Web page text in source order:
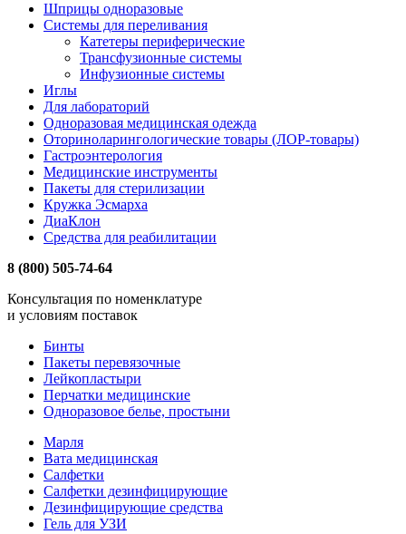
Шприцы одноразовые
Системы для переливания
Катетеры периферические
Трансфузионные системы
Инфузионные системы
Иглы
Для лабораторий
Одноразовая медицинская одежда
Оториноларингологические товары (ЛОР-товары)
Гастроэнтерология
Медицинские инструменты
Пакеты для стерилизации
Кружка Эсмарха
ДиаКлон
Средства для реабилитации
8 (800) 505-74-64
Консультация по номенклатуре
и условиям поставок
Бинты
Пакеты перевязочные
Лейкопластыри
Перчатки медицинские
Одноразовое белье, простыни
Марля
Вата медицинская
Салфетки
Салфетки дезинфицирующие
Дезинфицирующие средства
Гель для УЗИ